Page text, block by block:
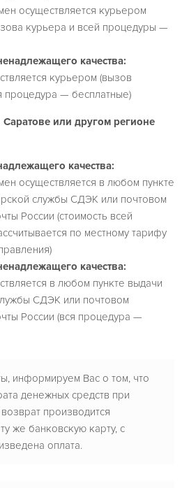
осуществляется курьером
курьера и всей процедуры —
качества:
курьером (вызов
процедура — бесплатные)
или другом регионе
качества:
осуществляется в любом пункте
службы СДЭК или почтовом
России (стоимость всей
по местному тарифу
качества:
в любом пункте выдачи
СДЭК или почтовом
России (вся процедура —
информируем Вас о том, что
денежных средств при
производится
же банковскую карту, с
оплата.